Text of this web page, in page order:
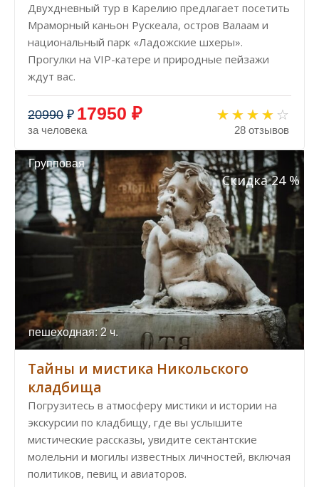
Двухдневный тур в Карелию предлагает посетить
Мраморный каньон Рускеала, остров Валаам и
национальный парк «Ладожские шхеры».
Прогулки на VIP-катере и природные пейзажи
ждут вас.
20990 ₽ 17950 ₽
за человека 28 отзывов
Групповая
пешеходная: 2 ч.
Скидка 24 %
Тайны и мистика Никольского
кладбища
Погрузитесь в атмосферу мистики и истории на
экскурсии по кладбищу, где вы услышите
мистические рассказы, увидите сектантские
молельни и могилы известных личностей, включая
политиков, певиц и авиаторов.